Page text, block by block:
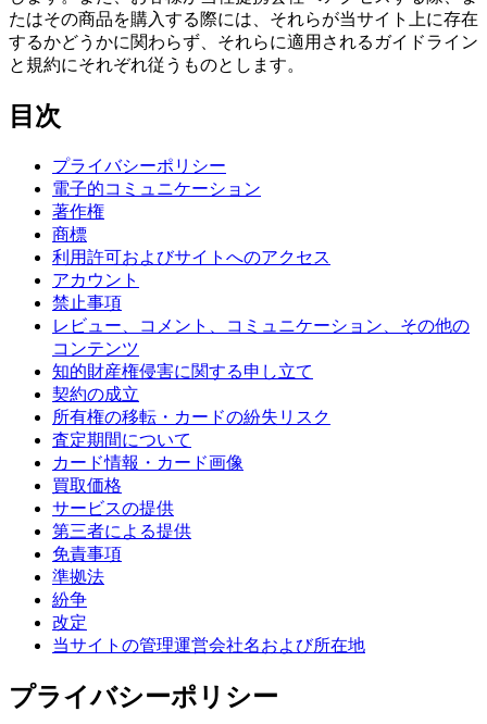
たはその商品を購入する際には、それらが当サイト上に存在
するかどうかに関わらず、それらに適用されるガイドライン
と規約にそれぞれ従うものとします。
目次
プライバシーポリシー
電子的コミュニケーション
著作権
商標
利用許可およびサイトへのアクセス
アカウント
禁止事項
レビュー、コメント、コミュニケーション、その他の
コンテンツ
知的財産権侵害に関する申し立て
契約の成立
所有権の移転・カードの紛失リスク
査定期間について
カード情報・カード画像
買取価格
サービスの提供
第三者による提供
免責事項
準拠法
紛争
改定
当サイトの管理運営会社名および所在地
プライバシーポリシー